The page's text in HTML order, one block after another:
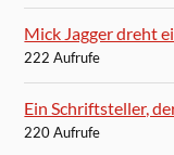
Mick Jagger dreht
222 Aufrufe
Ein Schriftsteller,
220 Aufrufe